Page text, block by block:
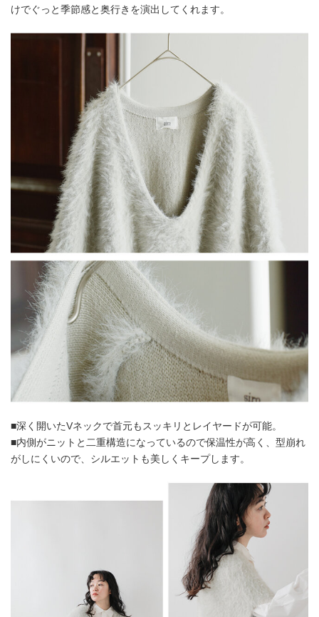
けでぐっと季節感と奥行きを演出してくれます。
■深く開いたVネックで首元もスッキリとレイヤードが可能。
■内側がニットと二重構造になっているので保温性が高く、型崩れ
がしにくいので、シルエットも美しくキープします。